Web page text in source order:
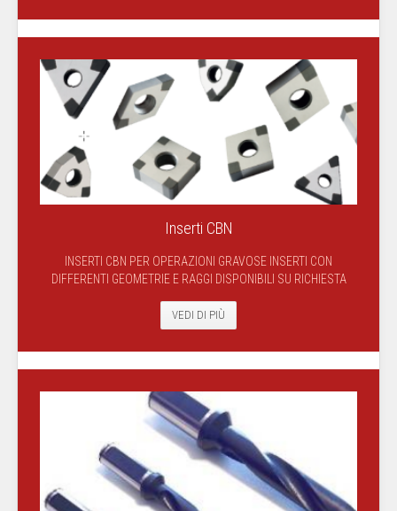
Inserti CBN
INSERTI CBN PER OPERAZIONI GRAVOSE INSERTI CON
DIFFERENTI GEOMETRIE E RAGGI DISPONIBILI SU RICHIESTA
VEDI DI PIÙ